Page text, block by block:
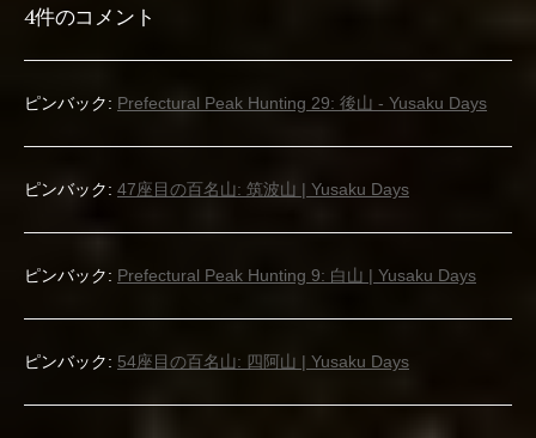
ビ
ゲ
ー
シ
ョ
ン
4件のコメント
ピンバック: Prefectural Peak Hunting 29: 後山 - Yusaku Days
ピンバック: 47座目の百名山: 筑波山 | Yusaku Days
ピンバック: Prefectural Peak Hunting 9: 白山 | Yusaku Days
ピンバック: 54座目の百名山: 四阿山 | Yusaku Days